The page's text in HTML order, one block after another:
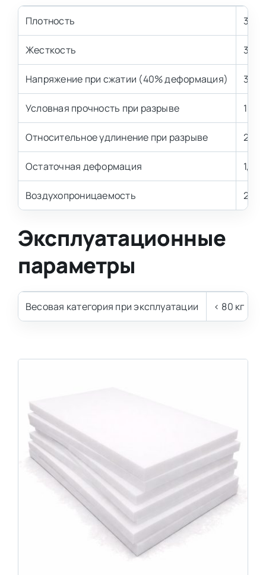
Плотность 30
Жесткость 3
Напряжение при сжатии (40% деформация)
Условная прочность при разрыве 100
Относительное удлинение при разрыве 200
Остаточная деформация
Воздухопроницаемость
Эксплуатационные
параметры
Весовая категория при эксплуатации < 80 кг